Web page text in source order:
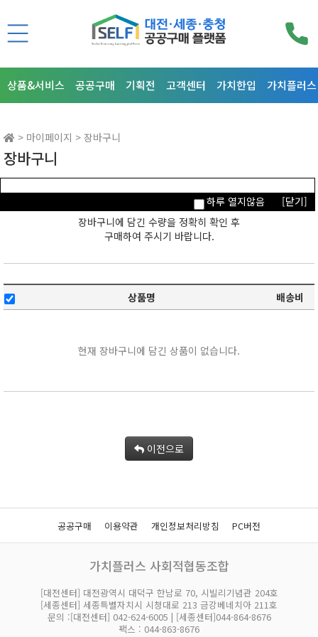
상품&서비스 공공구매 기획전 고객센터 가치한입 가치플러스
> 마이페이지 > 장바구니
장바구니
장바구니에 담긴 수량을 정확히 확인 후
구매하여 주시기 바랍니다.
상품명 배송비
현재 장바구니에 담긴 상품이 없습니다.
이전으로
공공구매 이용약관 개인정보처리방침 PC버전
가치플러스 사회적협동조합
[대전센터] 대전광역시 대덕구 한남로 70, 시빌리기념관 204호
[세종센터] 세종특별자치시 시청대로 213 금강베네치아 211호
문의 :[대전센터] 042-624-6005 | [세종센터]044-864-8676
팩스 : 044-863-8676
하루 열지않음 [닫기]